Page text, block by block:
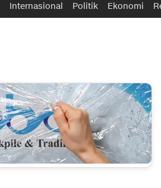
Internasional Politik Ekonomi